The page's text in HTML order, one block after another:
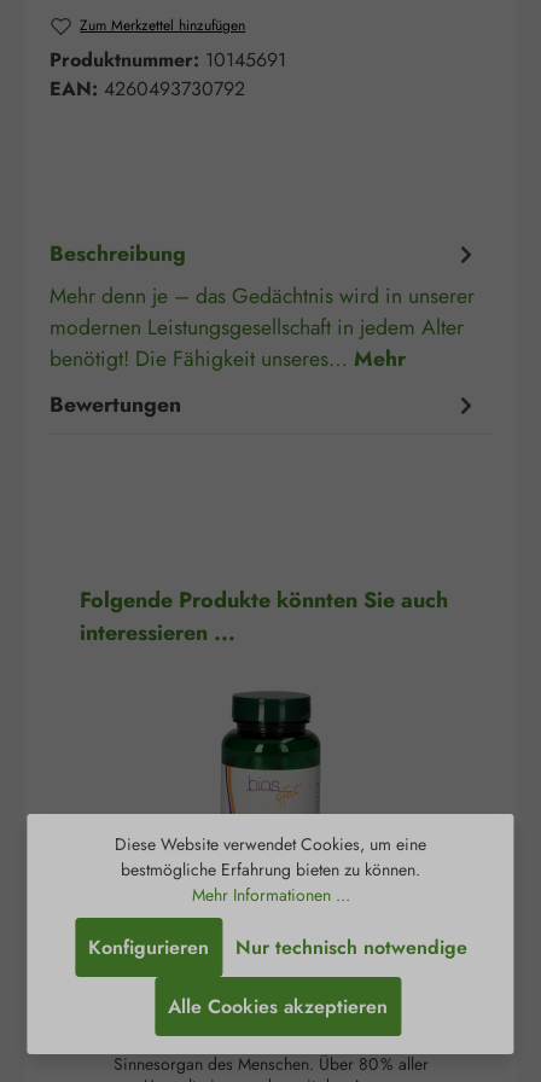
Zum Merkzettel hinzufügen
Produktnummer: 10145691
EAN: 4260493730792
Beschreibung
Mehr denn je – das Gedächtnis wird in unserer
modernen Leistungsgesellschaft in jedem Alter
benötigt! Die Fähigkeit unseres… Mehr
Bewertungen
Produktgalerie überspringen
Folgende Produkte könnten Sie auch
interessieren ...
Bios Effect Augen
Complex
Das Auge ist ein wichtiges und hochkomplexes
Sinnesorgan des Menschen. Über 80 % aller
Diese Website verwendet Cookies, um eine
bestmögliche Erfahrung bieten zu können.
Mehr Informationen ...
Nur technisch notwendige
Konfigurieren
Alle Cookies akzeptieren